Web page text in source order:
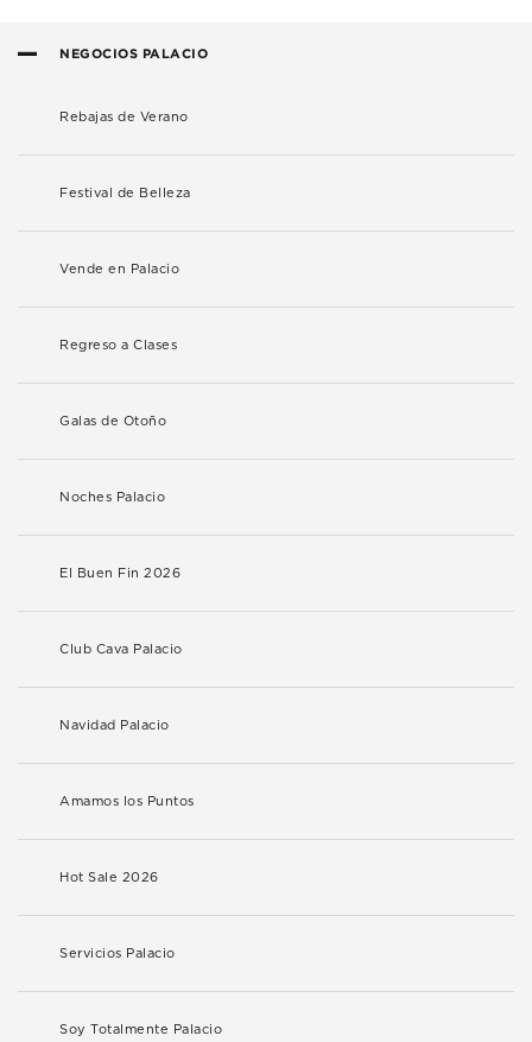
NEGOCIOS PALACIO
Rebajas de Verano
Festival de Belleza
Vende en Palacio
Regreso a Clases
Galas de Otoño
Noches Palacio
El Buen Fin 2026
Club Cava Palacio
Navidad Palacio
Amamos los Puntos
Hot Sale 2026
Servicios Palacio
Soy Totalmente Palacio